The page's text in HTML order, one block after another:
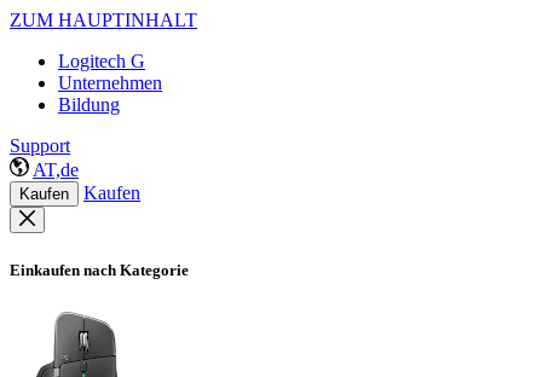
ZUM HAUPTINHALT
Logitech G
Unternehmen
Bildung
Support
AT,de
Kaufen Kaufen
Einkaufen nach Kategorie